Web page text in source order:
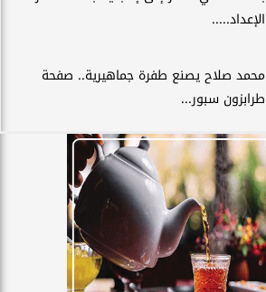
الإعداد.....
محمد صلاح يصنع طفرة جماهيرية.. صفحة
طرابزون سبور...